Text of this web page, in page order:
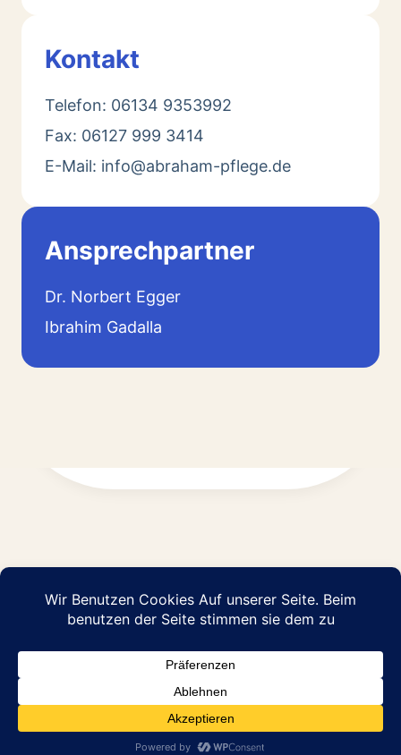
Kontakt
Telefon: 06134 9353992
Fax: 06127 999 3414
E-Mail: info@abraham-pflege.de
Ansprechpartner
Dr. Norbert Egger
Ibrahim Gadalla
© 2026 Abraham Pflege GmbH